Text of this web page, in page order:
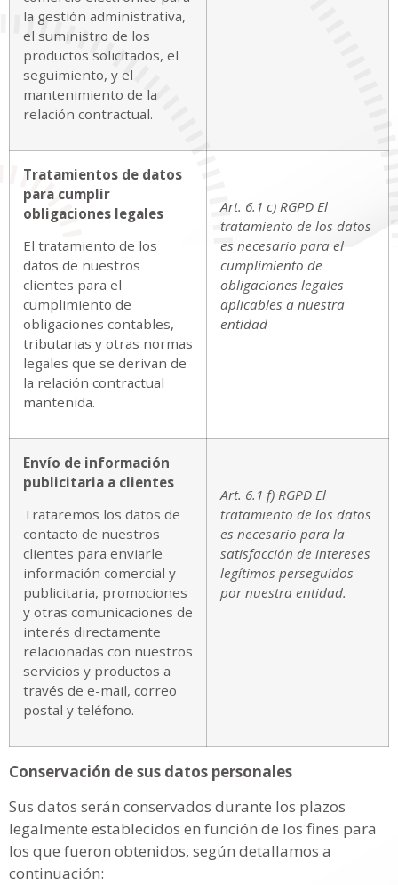
la gestión administrativa,
el suministro de los
productos solicitados, el
seguimiento, y el
mantenimiento de la
relación contractual.
Tratamientos de datos
para cumplir
obligaciones legales
El tratamiento de los
datos de nuestros
clientes para el
cumplimiento de
obligaciones contables,
tributarias y otras normas
legales que se derivan de
la relación contractual
mantenida.
Art. 6.1 c) RGPD El
tratamiento de los datos
es necesario para el
cumplimiento de
obligaciones legales
aplicables a nuestra
entidad
Envío de información
publicitaria a clientes
Trataremos los datos de
contacto de nuestros
clientes para enviarle
información comercial y
publicitaria, promociones
y otras comunicaciones de
interés directamente
relacionadas con nuestros
servicios y productos a
través de e-mail, correo
postal y teléfono.
Art. 6.1 f) RGPD El
tratamiento de los datos
es necesario para la
satisfacción de intereses
legítimos perseguidos
por nuestra entidad.
Conservación de sus datos personales
Sus datos serán conservados durante los plazos
legalmente establecidos en función de los fines para
los que fueron obtenidos, según detallamos a
continuación: